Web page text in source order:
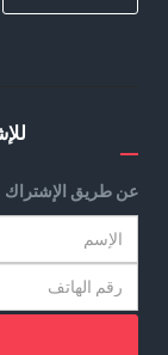
عن طريق الإشتراك